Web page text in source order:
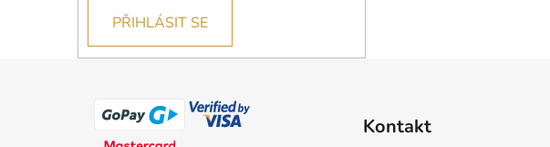
PŘIHLÁSIT SE
Kontakt